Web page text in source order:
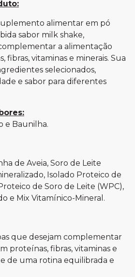
alimentar em pó
sabor milk shake,
a alimentação
fibras, vitaminas e minerais. Sua
selecionados,
e sabor para diferentes
e Baunilha.
de Aveia, Soro de Leite
Isolado Proteico de
de Soro de Leite (WPC),
e Mix Vitamínico-Mineral.
que desejam complementar
proteínas, fibras, vitaminas e
de uma rotina equilibrada e